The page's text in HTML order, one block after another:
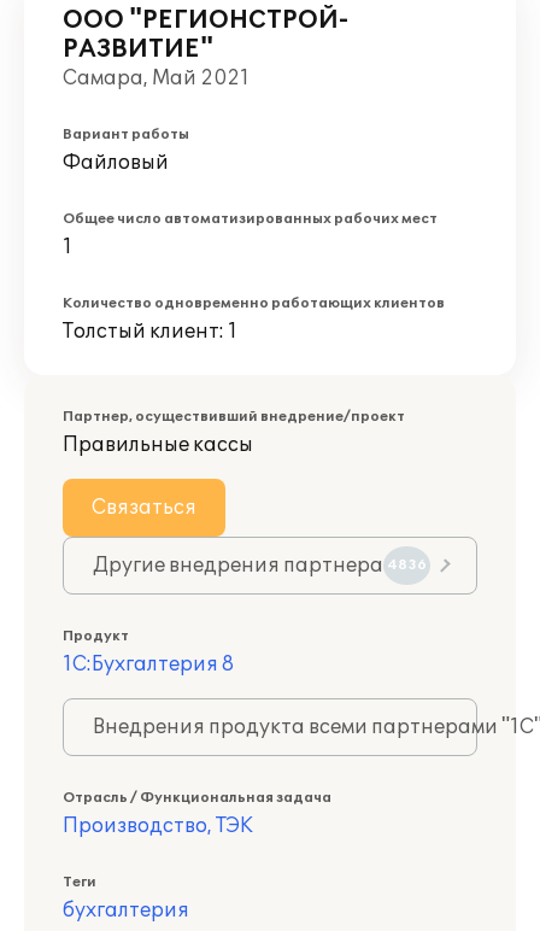
ООО "РЕГИОНСТРОЙ-
РАЗВИТИЕ"
Самара, Май 2021
Вариант работы
Файловый
Общее число автоматизированных рабочих мест
1
Количество одновременно работающих клиентов
Толстый клиент: 1
Партнер, осуществивший внедрение/проект
Правильные кассы
Связаться
Другие внедрения партнера 4836
Продукт
1С:Бухгалтерия 8
Внедрения продукта всеми партнерами
Отрасль / Функциональная задача
Производство, ТЭК
Теги
бухгалтерия